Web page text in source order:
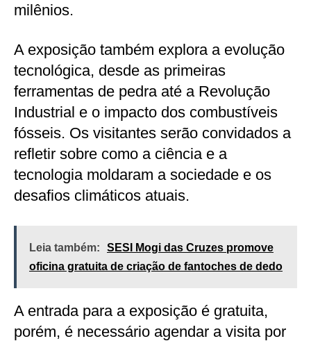
milênios.
A exposição também explora a evolução
tecnológica, desde as primeiras
ferramentas de pedra até a Revolução
Industrial e o impacto dos combustíveis
fósseis. Os visitantes serão convidados a
refletir sobre como a ciência e a
tecnologia moldaram a sociedade e os
desafios climáticos atuais.
Leia também:
SESI Mogi das Cruzes promove
oficina gratuita de criação de fantoches de dedo
A entrada para a exposição é gratuita,
porém, é necessário agendar a visita por